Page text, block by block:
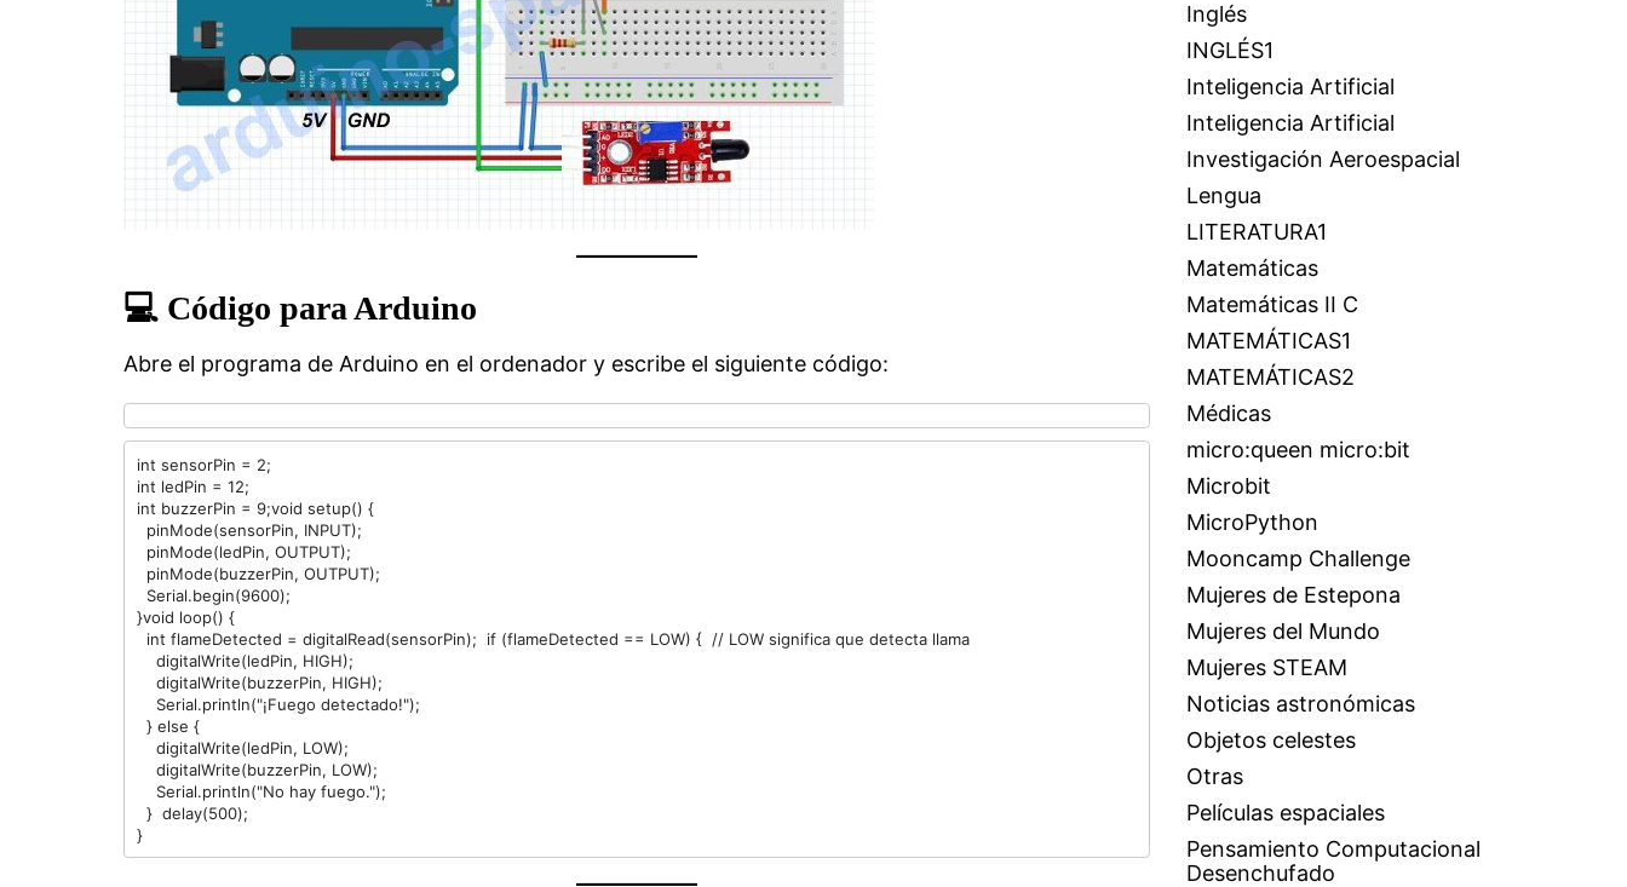
💻 Código para Arduino
Abre el programa de Arduino en el ordenador y escribe el siguiente código:
int sensorPin = 2;
int ledPin = 12;
int buzzerPin = 9;void setup() {
  pinMode(sensorPin, INPUT);
  pinMode(ledPin, OUTPUT);
  pinMode(buzzerPin, OUTPUT);
  Serial.begin(9600);
}void loop() {
  int flameDetected = digitalRead(sensorPin);  if (flameDetected == LOW) {  // LOW significa que detecta llama
    digitalWrite(ledPin, HIGH);
    digitalWrite(buzzerPin, HIGH);
    Serial.println("¡Fuego detectado!");
  } else {
    digitalWrite(ledPin, LOW);
    digitalWrite(buzzerPin, LOW);
    Serial.println("No hay fuego.");
  }  delay(500);
}
Inglés
INGLÉS1
Inteligencia Artificial
Inteligencia Artificial
Investigación Aeroespacial
Lengua
LITERATURA1
Matemáticas
Matemáticas II C
MATEMÁTICAS1
MATEMÁTICAS2
Médicas
micro:queen micro:bit
Microbit
MicroPython
Mooncamp Challenge
Mujeres de Estepona
Mujeres del Mundo
Mujeres STEAM
Noticias astronómicas
Objetos celestes
Otras
Películas espaciales
Pensamiento Computacional
Desenchufado